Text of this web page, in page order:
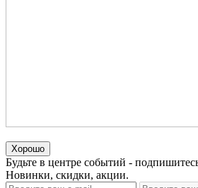
Хорошо
Будьте в центре событий -
Новинки, скидки, акции.